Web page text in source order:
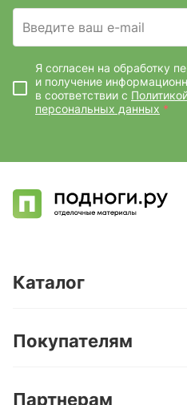
Введите ваш e-mail
Я согласен на обработку
и получение
в соответствии с
персональных данных *
Каталог
Кварц-винил и LVT-плитка
Покупателям
Партнерам